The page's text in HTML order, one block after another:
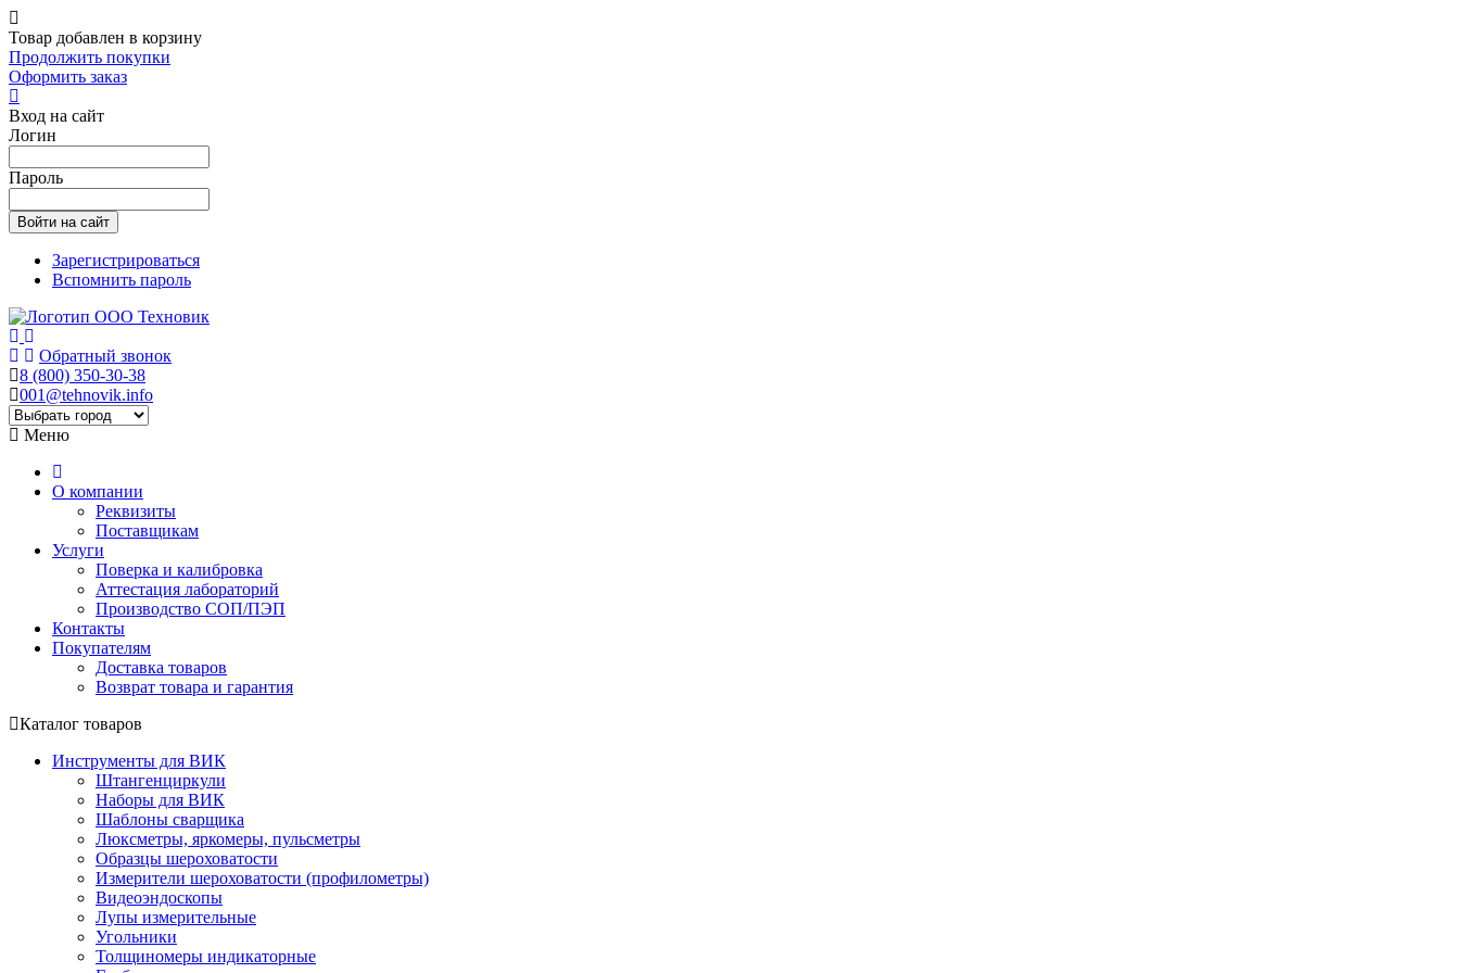
Товар добавлен в корзину
Продолжить покупки
Оформить заказ
Вход на сайт
Логин
Пароль
Зарегистрироваться
Вспомнить пароль
Обратный звонок
8 (800) 350-30-38
001@tehnovik.info
Меню
О компании
Реквизиты
Поставщикам
Услуги
Поверка и калибровка
Аттестация лабораторий
Производство СОП/ПЭП
Контакты
Покупателям
Доставка товаров
Возврат товара и гарантия
Каталог товаров
Инструменты для ВИК
Штангенциркули
Наборы для ВИК
Шаблоны сварщика
Люксметры, яркомеры, пульсметры
Образцы шероховатости
Измерители шероховатости (профилометры)
Видеоэндоскопы
Лупы измерительные
Угольники
Толщиномеры индикаторные